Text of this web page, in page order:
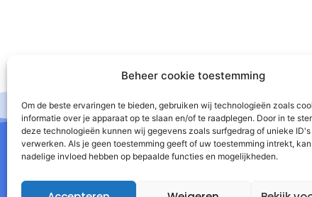
Beheer cookie toestemming
Om de beste ervaringen te bieden, gebruiken wij technologieën zoals
informatie over je apparaat op te slaan en/of te raadplegen. Door in te
deze technologieën kunnen wij gegevens zoals surfgedrag of unieke
verwerken. Als je geen toestemming geeft of uw toestemming intrekt,
nadelige invloed hebben op bepaalde functies en mogelijkheden.